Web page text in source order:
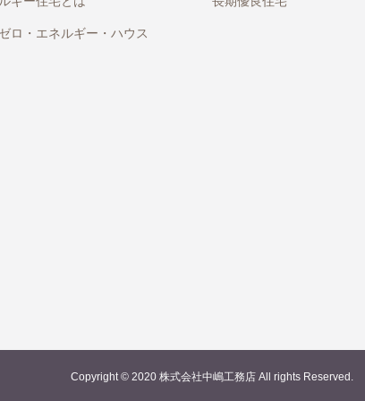
ロ・エネルギー・ハウス
Copyright © 2020 株式会社中嶋工務店 All rights Reserved.